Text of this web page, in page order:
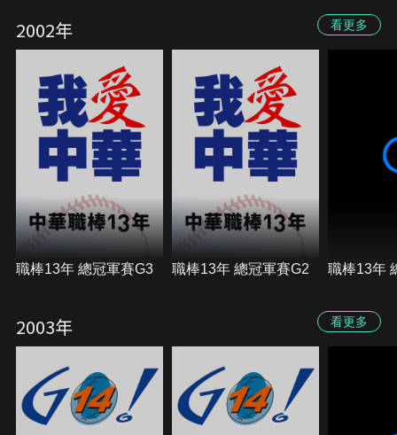
2002年 看更多
職棒13年 總冠軍賽G3 職棒13年 總冠軍賽G2 職棒13年
2003年 看更多